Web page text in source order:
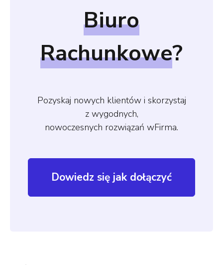
Biuro
Rachunkowe?
Pozyskaj nowych klientów i skorzystaj
z wygodnych,
nowoczesnych rozwiązań wFirma.
Dowiedz się jak dołączyć